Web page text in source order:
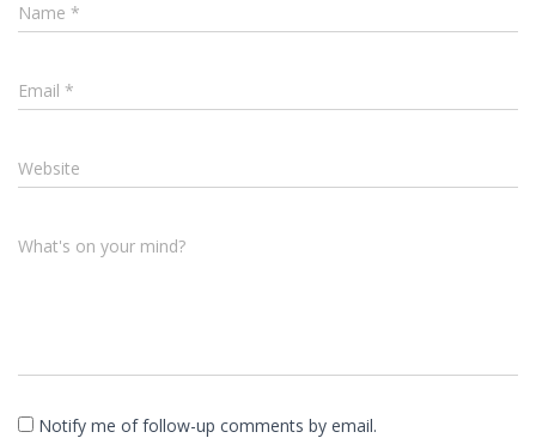
Name *
Email *
Website
What's on your mind?
Notify me of follow-up comments by email.